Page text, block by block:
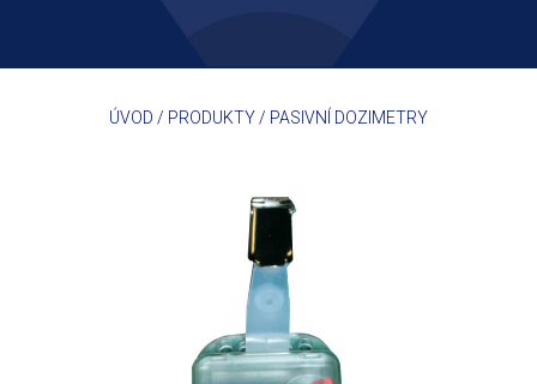
ÚVOD / PRODUKTY/ PASIVNÍ DOZIMETRY